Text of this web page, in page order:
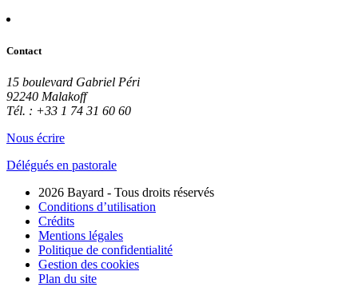
Contact
15 boulevard Gabriel Péri
92240 Malakoff
Tél. : +33 1 74 31 60 60
Nous écrire
Délégués en pastorale
2026 Bayard - Tous droits réservés
Conditions d’utilisation
Crédits
Mentions légales
Politique de confidentialité
Gestion des cookies
Plan du site